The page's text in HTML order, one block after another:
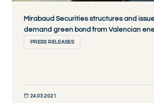
Mirabaud Securities structures and
demand green bond from Valencian
PRESS RELEASES
24.03.2021